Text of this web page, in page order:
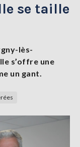
se taille
lès-
s’offre une
un gant.